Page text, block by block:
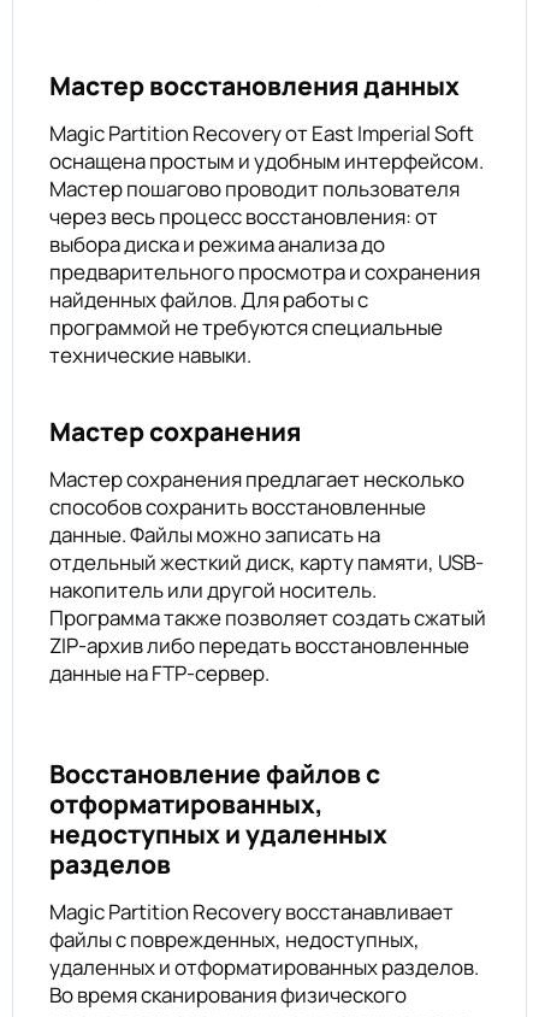
Мастер восстановления данных
Magic Partition Recovery от East Imperial Soft
оснащена простым и удобным интерфейсом.
Мастер пошагово проводит пользователя
через весь процесс восстановления: от
выбора диска и режима анализа до
предварительного просмотра и сохранения
найденных файлов. Для работы с
программой не требуются специальные
технические навыки.
Мастер сохранения
Мастер сохранения предлагает несколько
способов сохранить восстановленные
данные. Файлы можно записать на
отдельный жесткий диск, карту памяти, USB-
накопитель или другой носитель.
Программа также позволяет создать сжатый
ZIP-архив либо передать восстановленные
данные на FTP-сервер.
Восстановление файлов с
отформатированных,
недоступных и удаленных
разделов
Magic Partition Recovery восстанавливает
файлы с поврежденных, недоступных,
удаленных и отформатированных разделов.
Во время сканирования физического